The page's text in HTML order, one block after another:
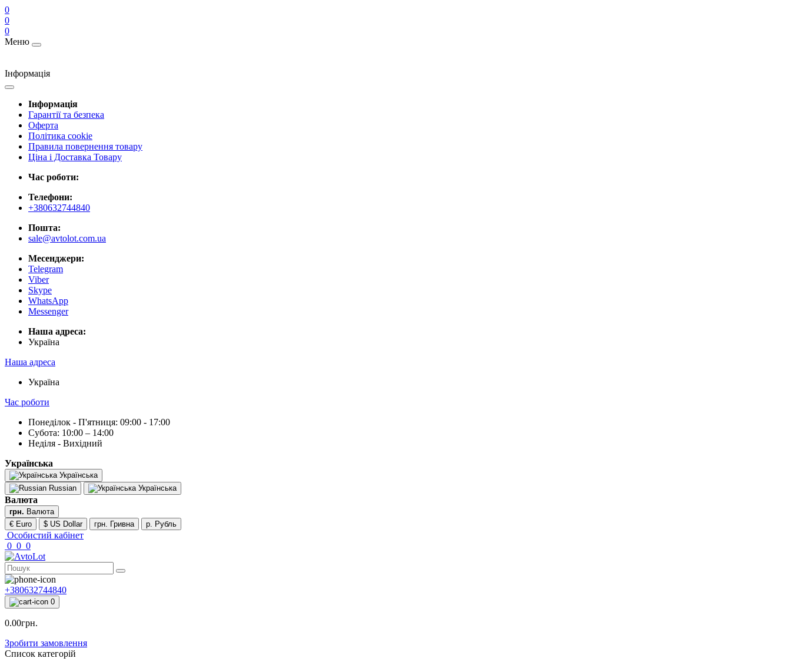
0
0
0
Меню
Інформація
Інформація
Гарантії та безпека
Оферта
Політика cookie
Правила повернення товару
Ціна і Доставка Товару
Час роботи:
Телефони:
+380632744840
Пошта:
sale@avtolot.com.ua
Месенджери:
Telegram
Viber
Skype
WhatsApp
Messenger
Наша адреса:
Українa
Наша адреса
Українa
Час роботи
Понеділок - П'ятниця: 09:00 - 17:00
Субота: 10:00 – 14:00
Неділя - Вихідний
Українська
Українська
Russian
Українська
Валюта
грн. Валюта
€ Euro
$ US Dollar грн. Гривна р. Рубль
Особистий кабінет
0 0 0
+380632744840
0
0.00грн.
Зробити замовлення
Список категорій